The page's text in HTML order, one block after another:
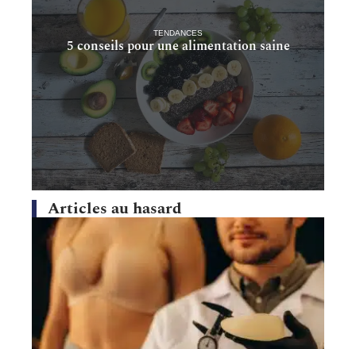
TENDANCES
5 conseils pour une alimentation saine
Articles au hasard